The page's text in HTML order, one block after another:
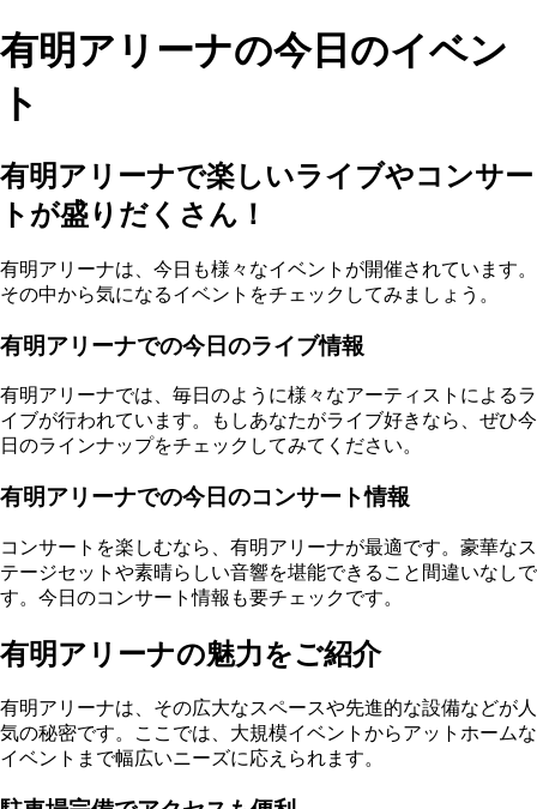
有明アリーナの今日のイベン
ト
有明アリーナで楽しいライブやコンサー
トが盛りだくさん！
有明アリーナは、今日も様々なイベントが開催されています。
その中から気になるイベントをチェックしてみましょう。
有明アリーナでの今日のライブ情報
有明アリーナでは、毎日のように様々なアーティストによるラ
イブが行われています。もしあなたがライブ好きなら、ぜひ今
日のラインナップをチェックしてみてください。
有明アリーナでの今日のコンサート情報
コンサートを楽しむなら、有明アリーナが最適です。豪華なス
テージセットや素晴らしい音響を堪能できること間違いなしで
す。今日のコンサート情報も要チェックです。
有明アリーナの魅力をご紹介
有明アリーナは、その広大なスペースや先進的な設備などが人
気の秘密です。ここでは、大規模イベントからアットホームな
イベントまで幅広いニーズに応えられます。